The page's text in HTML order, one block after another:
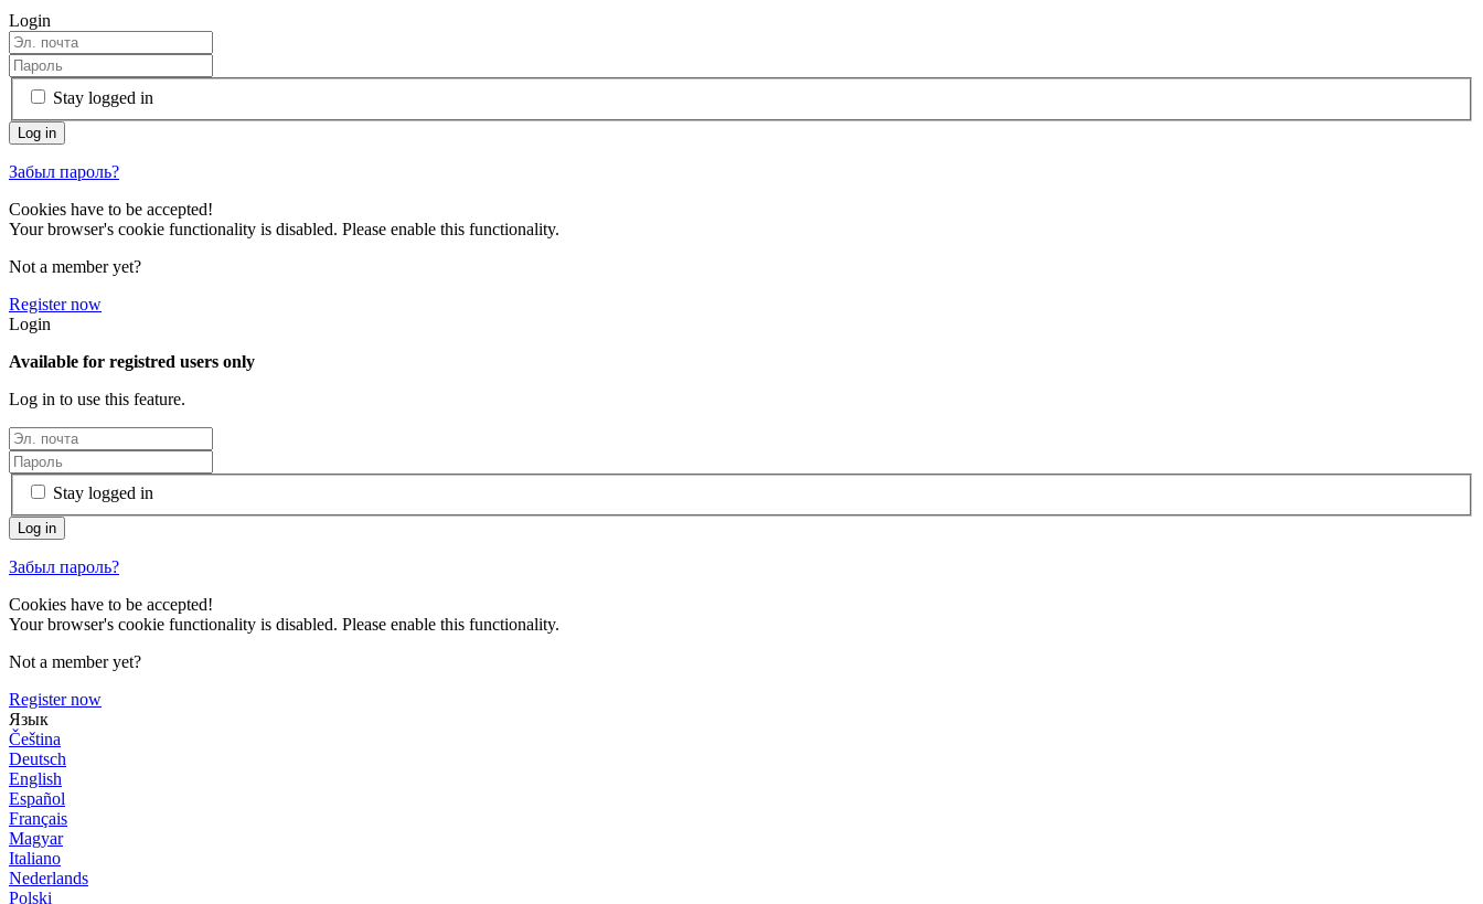
Login
Stay logged in
Забыл пароль?
Cookies have to be accepted!
Your browser's cookie functionality is disabled. Please enable this functionality.
Not a member yet?
Register now
Login
Available for registred users only
Log in to use this feature.
Stay logged in
Забыл пароль?
Cookies have to be accepted!
Your browser's cookie functionality is disabled. Please enable this functionality.
Not a member yet?
Register now
Язык
Čeština
Deutsch
English
Español
Français
Magyar
Italiano
Nederlands
Polski